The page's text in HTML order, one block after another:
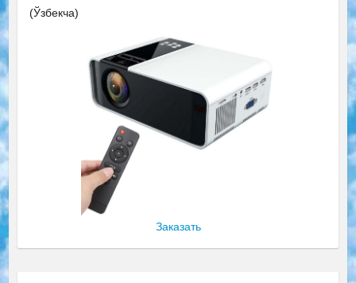
(Ўзбекча)
Заказать